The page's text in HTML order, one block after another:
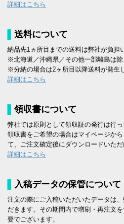
詳細はこちら
送料について
納品先1ヵ所目までの送料は弊社が負
※北海道／沖縄県／その他一部離島は除
※分納の場合は2ヶ所目以降送料が発生
詳細はこちら
領収書について
弊社では原則として領収証の発行は行っ
領収書をご希望の場合はマイページか
て、ご注文確定後にダウンロードいただ
詳細はこちら
入稿データの保管について
注文の際にご入稿いただいたデータは
だきます。その期間内で増刷・再注文
要でございます。